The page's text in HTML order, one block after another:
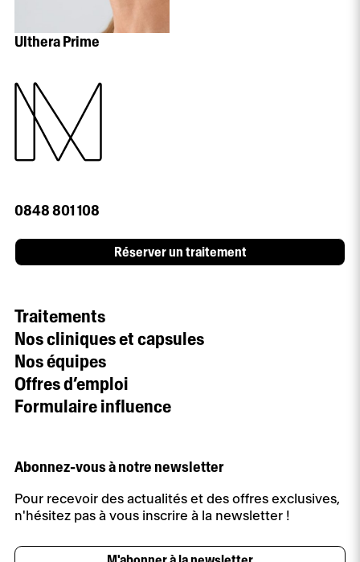
Ulthera Prime
0848 801 108
Réserver un traitement
Traitements
Nos cliniques et capsules
Nos équipes
Offres d’emploi
Formulaire influence
Abonnez-vous à notre newsletter
Pour recevoir des actualités et des offres exclusives,
n'hésitez pas à vous inscrire à la newsletter !